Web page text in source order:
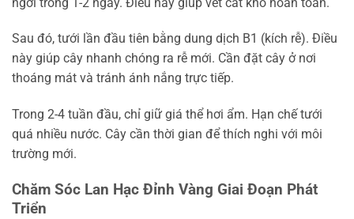
Sau đó, tưới lần đầu tiên bằng dung dịch B1 (kích rễ). Điều
này giúp cây nhanh chóng ra rễ mới. Cần đặt cây ở nơi
thoáng mát và tránh ánh nắng trực tiếp.
Trong 2-4 tuần đầu, chỉ giữ giá thể hơi ẩm. Hạn chế tưới
quá nhiều nước. Cây cần thời gian để thích nghi với môi
trường mới.
Chăm Sóc Lan Hạc Đỉnh Vàng Giai Đoạn Phát
Triển